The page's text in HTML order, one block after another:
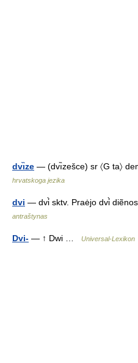
dvı̏ze — (dvı̏zešce) sr 〈G ta〉
hrvatskoga jezika
dvi — dvi̇̀ sktv. Praėjo dvi̇̀
antraštynas
Dvi- — ↑ Dwi … Universal-Lexikon